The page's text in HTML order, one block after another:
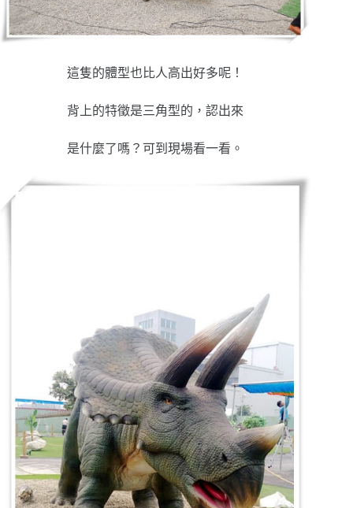
這隻的體型也比人高出好多呢！
背上的特徵是三角型的，認出來
是什麼了嗎？可到現場看一看。